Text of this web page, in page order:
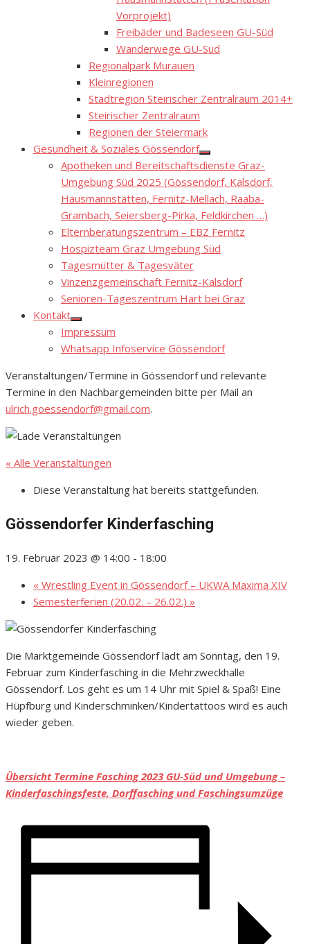
Vorprojekt)
Freibäder und Badeseen GU-Süd
Wanderwege GU-Süd
Regionalpark Murauen
Kleinregionen
Stadtregion Steirischer Zentralraum 2014+
Steirischer Zentralraum
Regionen der Steiermark
Gesundheit & Soziales Gössendorf
Show
sub
menu
Apotheken und Bereitschaftsdienste Graz-
Umgebung Süd 2025 (Gössendorf, Kalsdorf,
Hausmannstätten, Fernitz-Mellach, Raaba-
Grambach, Seiersberg-Pirka, Feldkirchen …)
Elternberatungszentrum – EBZ Fernitz
Hospizteam Graz Umgebung Süd
Tagesmütter & Tagesväter
Vinzenzgemeinschaft Fernitz-Kalsdorf
Senioren-Tageszentrum Hart bei Graz
Kontakt
Show
sub
menu
Impressum
Whatsapp Infoservice Gössendorf
Veranstaltungen/Termine in Gössendorf und relevante
Termine in den Nachbargemeinden bitte per Mail an
ulrich.goessendorf@gmail.com.
« Alle Veranstaltungen
Diese Veranstaltung hat bereits stattgefunden.
Gössendorfer Kinderfasching
19. Februar 2023 @ 14:00 - 18:00
« Wrestling Event in Gössendorf – UKWA Maxima XIV
Semesterferien (20.02. – 26.02.) »
Die Marktgemeinde Gössendorf lädt am Sonntag, den 19.
Februar zum Kinderfasching in die Mehrzweckhalle
Gössendorf. Los geht es um 14 Uhr mit Spiel & Spaß! Eine
Hüpfburg und Kinderschminken/Kindertattoos wird es auch
wieder geben.
Übersicht Termine Fasching 2023 GU-Süd und Umgebung –
Kinderfaschingsfeste, Dorffasching und Faschingsumzüge